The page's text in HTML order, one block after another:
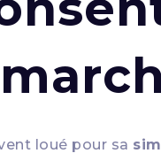
loué pour sa